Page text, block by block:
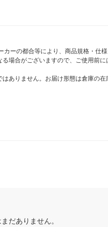
ーの都合等により、商品規格・仕
場合がございますので、ご使用前
ありません。お届け形態は倉庫の
だありません。